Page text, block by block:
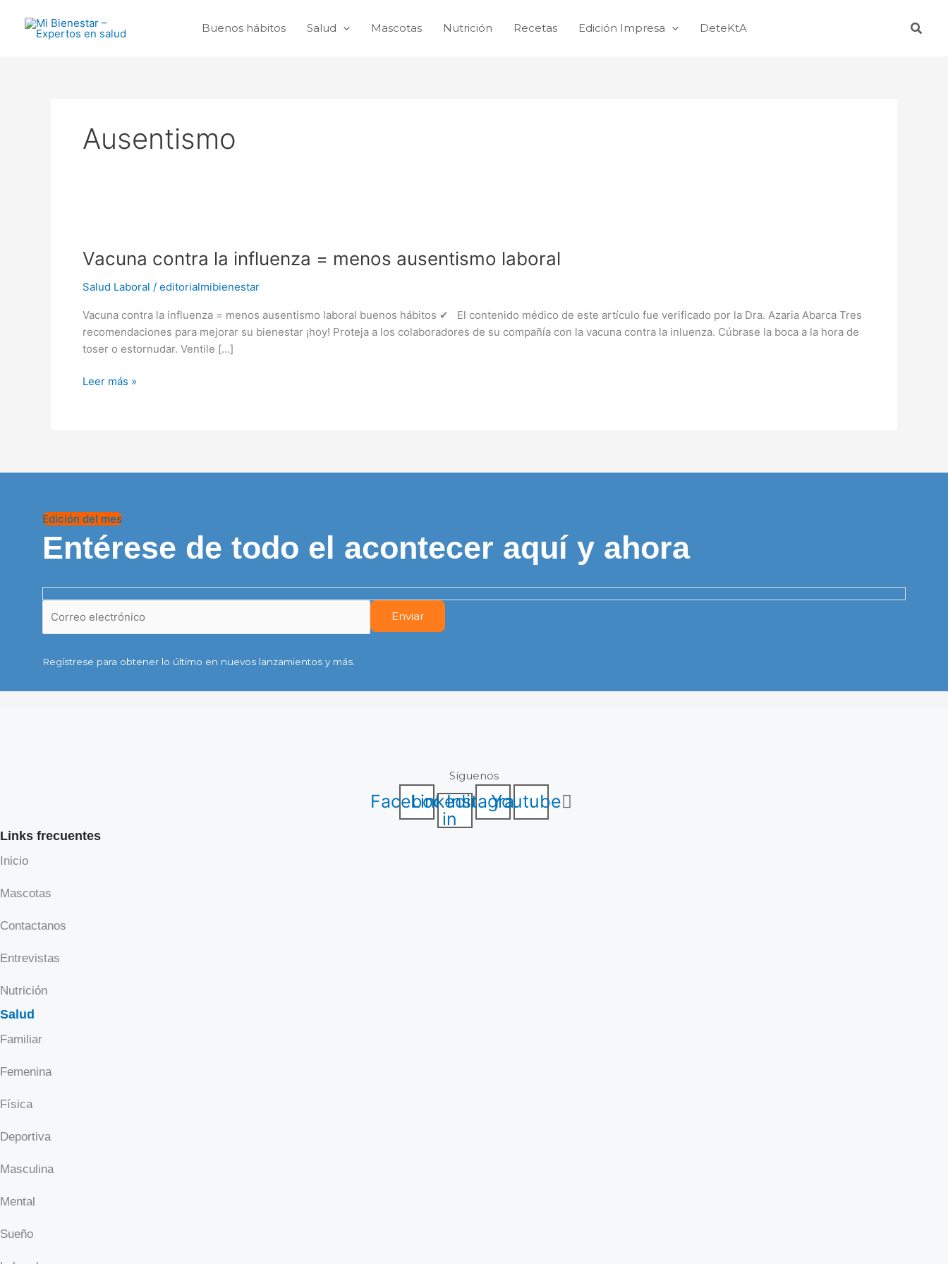
contenido
Buenos hábitos Salud Mascotas Nutrición Recetas Edición Impresa DeteKtA
Ausentismo
Vacuna contra la influenza = menos ausentismo laboral
Salud Laboral / editorialmibienestar
Vacuna contra la influenza = menos ausentismo laboral buenos hábitos ✔ El contenido médico de este artículo fue verificado por la Dra. Azaria Abarca Tres
recomendaciones para mejorar su bienestar ¡hoy! Proteja a los colaboradores de su compañía con la vacuna contra la inluenza. Cúbrase la boca a la hora de
toser o estornudar. Ventile […]
la
=
ausentismo
laboral
Leer más »
Edición del mes
Entérese de todo el acontecer aquí y ahora
Regístrese para obtener lo último en nuevos lanzamientos y más.
Síguenos
Facebook
Linkedin-
in
Instagram
Youtube
Links frecuentes
Inicio
Mascotas
Contactanos
Entrevistas
Nutrición
Salud
Familiar
Femenina
Física
Deportiva
Masculina
Mental
Sueño